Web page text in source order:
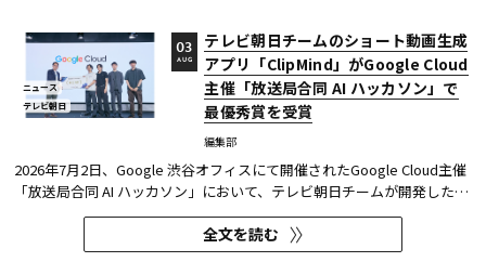
ニュース
テレビ朝日
テレビ朝日チームのショート動画生成
アプリ「ClipMind」がGoogle Cloud
主催「放送局合同 AI ハッカソン」で
最優秀賞を受賞
編集部
03
AUG
2026年7月2日、Google 渋谷オフィスにて開催されたGoogle Cloud主催
「放送局合同 AI ハッカソン」において、テレビ朝日チームが開発したシ
ョート動画生成アプリケーション「ClipMind」が、開発コース（Bコー
ス）にて最優秀賞を受賞した。 本ハッカソンは、Google Cloudの最先
端AI技術である「Gemini」や「Gemini Notebook」などを活用し、放...
全文を読む